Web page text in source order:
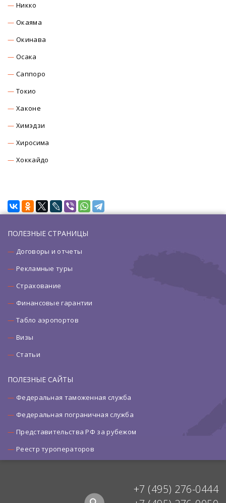
Никко
Окаяма
Окинава
Осака
Саппоро
Токио
Хаконе
Химэдзи
Хиросима
Хоккайдо
ПОЛЕЗНЫЕ СТРАНИЦЫ
Договоры и отчеты
Рекламные туры
Страхование
Финансовые гарантии
Табло аэропортов
Визы
Статьи
ПОЛЕЗНЫЕ САЙТЫ
Федеральная таможенная служба
Федеральная пограничная служба
Представительства РФ за рубежом
Реестр туроператоров
+7 (495) 276-0444